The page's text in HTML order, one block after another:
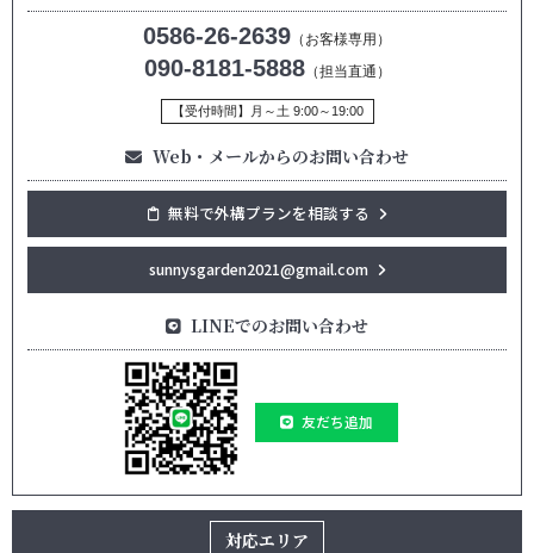
0586-26-2639 （お客様専用）
090-8181-5888（担当直通）
【受付時間】月～土 9:00～19:00
Web・メールからのお問い合わせ
無料で外構プランを相談する
sunnysgarden2021@gmail.com
LINEでのお問い合わせ
友だち追加
対応エリア